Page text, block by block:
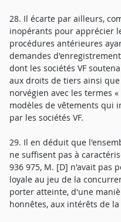
28. Il écarte par ailleurs,
inopérants pour apprécier
procédures antérieures
demandes
dont les sociétés VF
aux droits de tiers ainsi
norvégien avec les termes
modèles de vêtements qui
par les sociétés VF.
29. Il en déduit que
ne suffisent pas à
936 975, M. [D] n'avait pas
loyale au jeu de la
porter atteinte, d'une
honnêtes, aux intérêts de la